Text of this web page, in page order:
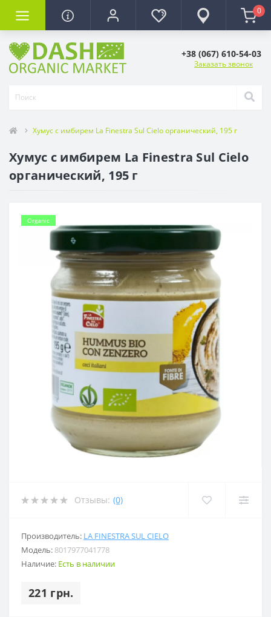
0
+38 (067) 610-54-03
Заказать звонок
Хумус с имбирем La Finestra Sul Cielo органический, 195 г
Хумус с имбирем La Finestra Sul Cielo
органический, 195 г
Organic
Отзывы: (0)
Производитель: LA FINESTRA SUL CIELO
Модель: 8017977041778
Наличие: Есть в наличии
221 грн.